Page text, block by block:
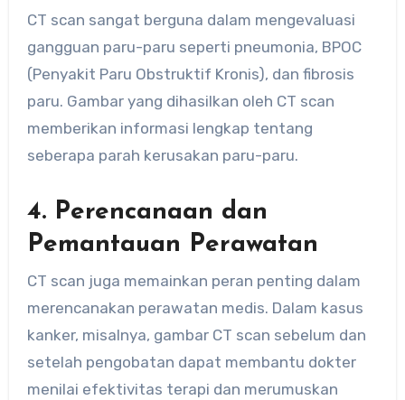
CT scan sangat berguna dalam mengevaluasi
gangguan paru-paru seperti pneumonia, BPOC
(Penyakit Paru Obstruktif Kronis), dan fibrosis
paru. Gambar yang dihasilkan oleh CT scan
memberikan informasi lengkap tentang
seberapa parah kerusakan paru-paru.
4. Perencanaan dan
Pemantauan Perawatan
CT scan juga memainkan peran penting dalam
merencanakan perawatan medis. Dalam kasus
kanker, misalnya, gambar CT scan sebelum dan
setelah pengobatan dapat membantu dokter
menilai efektivitas terapi dan merumuskan